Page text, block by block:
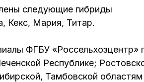
следующие гибриды
Кекс, Мария, Титар.
ФГБУ «Россельхозцентр»
Республике;
Тамбовской областям